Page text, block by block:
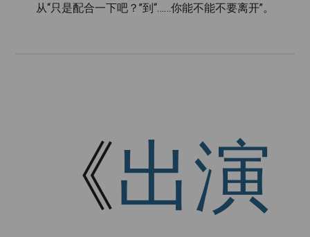
从“只是配合一下吧？”到“……你能不能不要离开”。
《出演